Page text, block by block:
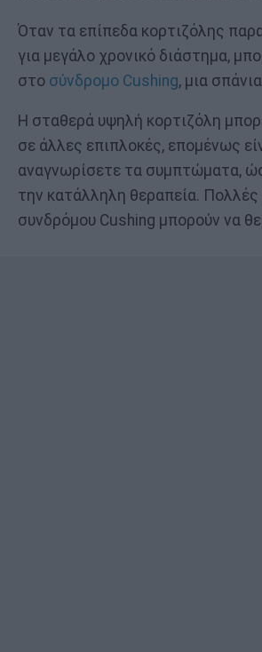
Όταν τα επίπεδα κορτιζόλης
για μεγάλο χρονικό διάστημα,
στο σύνδρομο Cushing, μια
Η σταθερά υψηλή κορτιζόλη
σε άλλες επιπλοκές, επομένως
αναγνωρίσετε τα συμπτώματα,
την κατάλληλη θεραπεία.
συνδρόμου Cushing μπορούν να